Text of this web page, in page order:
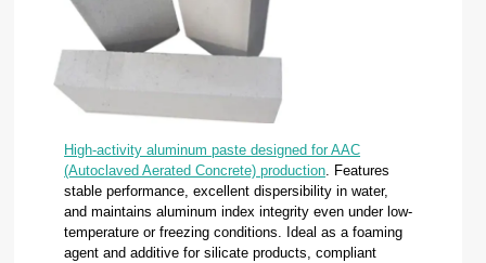
High-activity aluminum paste designed for AAC
(Autoclaved Aerated Concrete) production . Features
stable performance, excellent dispersibility in water,
and maintains aluminum index integrity even under low-
temperature or freezing conditions. Ideal as a foaming
agent and additive for silicate products, compliant